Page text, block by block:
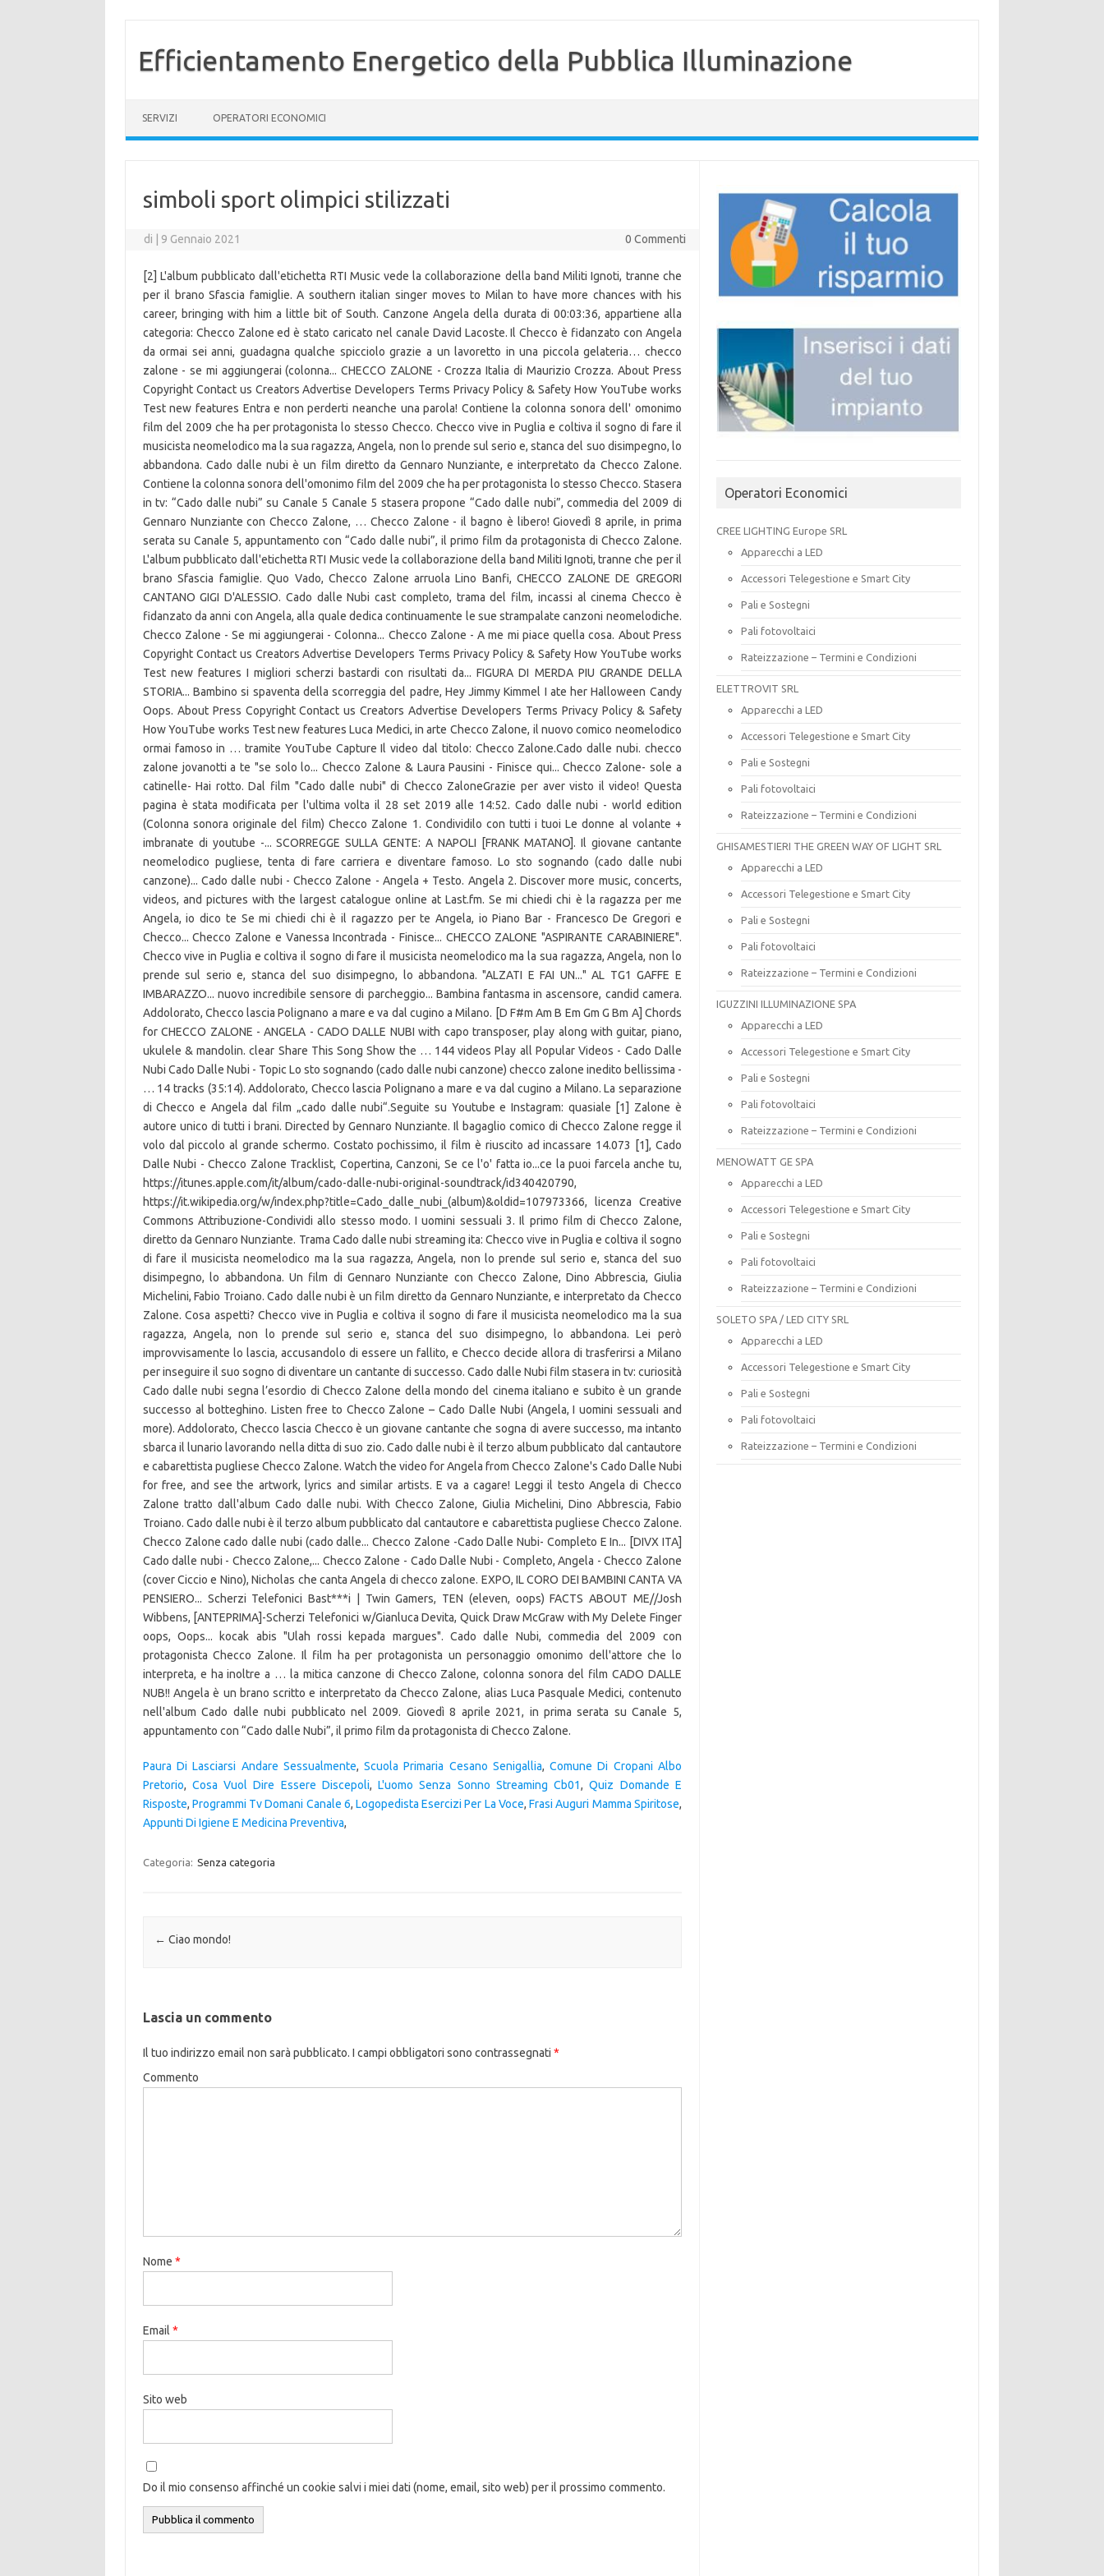
Efficientamento Energetico della Pubblica Illuminazione
SERVIZI OPERATORI ECONOMICI
simboli sport olimpici stilizzati
di 9 Gennaio 2021 0 Commenti
[2] L'album pubblicato dall'etichetta RTI Music vede la collaborazione della band Militi Ignoti, tranne che
per il brano Sfascia famiglie. A southern italian singer moves to Milan to have more chances with his
career, bringing with him a little bit of South. Canzone Angela della durata di 00:03:36, appartiene alla
categoria: Checco Zalone ed è stato caricato nel canale David Lacoste. Il Checco è fidanzato con Angela
da ormai sei anni, guadagna qualche spicciolo grazie a un lavoretto in una piccola gelateria… checco
zalone - se mi aggiungerai (colonna... CHECCO ZALONE - Crozza Italia di Maurizio Crozza. About Press
Copyright Contact us Creators Advertise Developers Terms Privacy Policy & Safety How YouTube works
Test new features Entra e non perderti neanche una parola! Contiene la colonna sonora dell' omonimo
film del 2009 che ha per protagonista lo stesso Checco. Checco vive in Puglia e coltiva il sogno di fare il
musicista neomelodico ma la sua ragazza, Angela, non lo prende sul serio e, stanca del suo disimpegno, lo
abbandona. Cado dalle nubi è un film diretto da Gennaro Nunziante, e interpretato da Checco Zalone.
Contiene la colonna sonora dell'omonimo film del 2009 che ha per protagonista lo stesso Checco. Stasera
in tv: “Cado dalle nubi” su Canale 5 Canale 5 stasera propone “Cado dalle nubi”, commedia del 2009 di
Gennaro Nunziante con Checco Zalone, … Checco Zalone - il bagno è libero! Giovedì 8 aprile, in prima
serata su Canale 5, appuntamento con “Cado dalle nubi”, il primo film da protagonista di Checco Zalone.
L'album pubblicato dall'etichetta RTI Music vede la collaborazione della band Militi Ignoti, tranne che per il
brano Sfascia famiglie. Quo Vado, Checco Zalone arruola Lino Banfi, CHECCO ZALONE DE GREGORI
CANTANO GIGI D'ALESSIO. Cado dalle Nubi cast completo, trama del film, incassi al cinema Checco è
fidanzato da anni con Angela, alla quale dedica continuamente le sue strampalate canzoni neomelodiche.
Checco Zalone - Se mi aggiungerai - Colonna... Checco Zalone - A me mi piace quella cosa. About Press
Copyright Contact us Creators Advertise Developers Terms Privacy Policy & Safety How YouTube works
Test new features I migliori scherzi bastardi con risultati da... FIGURA DI MERDA PIU GRANDE DELLA
STORIA... Bambino si spaventa della scorreggia del padre, Hey Jimmy Kimmel I ate her Halloween Candy
Oops. About Press Copyright Contact us Creators Advertise Developers Terms Privacy Policy & Safety
How YouTube works Test new features Luca Medici, in arte Checco Zalone, il nuovo comico neomelodico
ormai famoso in … tramite YouTube Capture Il video dal titolo: Checco Zalone.Cado dalle nubi. checco
zalone jovanotti a te "se solo lo... Checco Zalone & Laura Pausini - Finisce qui... Checco Zalone- sole a
catinelle- Hai rotto. Dal film "Cado dalle nubi" di Checco ZaloneGrazie per aver visto il video! Questa
pagina è stata modificata per l'ultima volta il 28 set 2019 alle 14:52. Cado dalle nubi - world edition
(Colonna sonora originale del film) Checco Zalone 1. Condividilo con tutti i tuoi Le donne al volante +
imbranate di youtube -... SCORREGGE SULLA GENTE: A NAPOLI [FRANK MATANO]. Il giovane cantante
neomelodico pugliese, tenta di fare carriera e diventare famoso. Lo sto sognando (cado dalle nubi
canzone)... Cado dalle nubi - Checco Zalone - Angela + Testo. Angela 2. Discover more music, concerts,
videos, and pictures with the largest catalogue online at Last.fm. Se mi chiedi chi è la ragazza per me
Angela, io dico te Se mi chiedi chi è il ragazzo per te Angela, io Piano Bar - Francesco De Gregori e
Checco... Checco Zalone e Vanessa Incontrada - Finisce... CHECCO ZALONE "ASPIRANTE CARABINIERE".
Checco vive in Puglia e coltiva il sogno di fare il musicista neomelodico ma la sua ragazza, Angela, non lo
prende sul serio e, stanca del suo disimpegno, lo abbandona. "ALZATI E FAI UN..." AL TG1 GAFFE E
IMBARAZZO... nuovo incredibile sensore di parcheggio... Bambina fantasma in ascensore, candid camera.
Addolorato, Checco lascia Polignano a mare e va dal cugino a Milano. [D F#m Am B Em Gm G Bm A] Chords
for CHECCO ZALONE - ANGELA - CADO DALLE NUBI with capo transposer, play along with guitar, piano,
ukulele & mandolin. clear Share This Song Show the … 144 videos Play all Popular Videos - Cado Dalle
Nubi Cado Dalle Nubi - Topic Lo sto sognando (cado dalle nubi canzone) checco zalone inedito bellissima -
… 14 tracks (35:14). Addolorato, Checco lascia Polignano a mare e va dal cugino a Milano. La separazione
di Checco e Angela dal film „cado dalle nubi“.Seguite su Youtube e Instagram: quasiale [1] Zalone è
autore unico di tutti i brani. Directed by Gennaro Nunziante. Il bagaglio comico di Checco Zalone regge il
volo dal piccolo al grande schermo. Costato pochissimo, il film è riuscito ad incassare 14.073 [1], Cado
Dalle Nubi - Checco Zalone Tracklist, Copertina, Canzoni, Se ce l'o' fatta io...ce la puoi farcela anche tu,
https://itunes.apple.com/it/album/cado-dalle-nubi-original-soundtrack/id340420790,
https://it.wikipedia.org/w/index.php?title=Cado_dalle_nubi_(album)&oldid=107973366, licenza Creative
Commons Attribuzione-Condividi allo stesso modo. I uomini sessuali 3. Il primo film di Checco Zalone,
diretto da Gennaro Nunziante. Trama Cado dalle nubi streaming ita: Checco vive in Puglia e coltiva il sogno
di fare il musicista neomelodico ma la sua ragazza, Angela, non lo prende sul serio e, stanca del suo
disimpegno, lo abbandona. Un film di Gennaro Nunziante con Checco Zalone, Dino Abbrescia, Giulia
Michelini, Fabio Troiano. Cado dalle nubi è un film diretto da Gennaro Nunziante, e interpretato da Checco
Zalone. Cosa aspetti? Checco vive in Puglia e coltiva il sogno di fare il musicista neomelodico ma la sua
ragazza, Angela, non lo prende sul serio e, stanca del suo disimpegno, lo abbandona. Lei però
improvvisamente lo lascia, accusandolo di essere un fallito, e Checco decide allora di trasferirsi a Milano
per inseguire il suo sogno di diventare un cantante di successo. Cado dalle Nubi film stasera in tv: curiosità
Cado dalle nubi segna l’esordio di Checco Zalone della mondo del cinema italiano e subito è un grande
successo al botteghino. Listen free to Checco Zalone – Cado Dalle Nubi (Angela, I uomini sessuali and
more). Addolorato, Checco lascia Checco è un giovane cantante che sogna di avere successo, ma intanto
sbarca il lunario lavorando nella ditta di suo zio. Cado dalle nubi è il terzo album pubblicato dal cantautore
e cabarettista pugliese Checco Zalone. Watch the video for Angela from Checco Zalone's Cado Dalle Nubi
for free, and see the artwork, lyrics and similar artists. E va a cagare! Leggi il testo Angela di Checco
Zalone tratto dall'album Cado dalle nubi. With Checco Zalone, Giulia Michelini, Dino Abbrescia, Fabio
Troiano. Cado dalle nubi è il terzo album pubblicato dal cantautore e cabarettista pugliese Checco Zalone.
Checco Zalone cado dalle nubi (cado dalle... Checco Zalone -Cado Dalle Nubi- Completo E In... [DIVX ITA]
Cado dalle nubi - Checco Zalone,... Checco Zalone - Cado Dalle Nubi - Completo, Angela - Checco Zalone
(cover Ciccio e Nino), Nicholas che canta Angela di checco zalone. EXPO, IL CORO DEI BAMBINI CANTA VA
PENSIERO... Scherzi Telefonici Bast***i | Twin Gamers, TEN (eleven, oops) FACTS ABOUT ME//Josh
Wibbens, [ANTEPRIMA]-Scherzi Telefonici w/Gianluca Devita, Quick Draw McGraw with My Delete Finger
oops, Oops... kocak abis "Ulah rossi kepada margues". Cado dalle Nubi, commedia del 2009 con
protagonista Checco Zalone. Il film ha per protagonista un personaggio omonimo dell'attore che lo
interpreta, e ha inoltre a … la mitica canzone di Checco Zalone, colonna sonora del film CADO DALLE
NUB!! Angela è un brano scritto e interpretato da Checco Zalone, alias Luca Pasquale Medici, contenuto
nell'album Cado dalle nubi pubblicato nel 2009. Giovedì 8 aprile 2021, in prima serata su Canale 5,
appuntamento con “Cado dalle Nubi”, il primo film da protagonista di Checco Zalone.
Paura Di Lasciarsi Andare Sessualmente,Scuola Primaria Cesano Senigallia,Comune Di Cropani Albo
Pretorio, Cosa Vuol Dire Essere Discepoli,L'uomo Senza Sonno Streaming Cb01,Quiz Domande E
Risposte, Programmi Tv Domani Canale 6,Logopedista Esercizi Per La Voce,Frasi Auguri Mamma Spiritose,
Appunti Di Igiene E Medicina Preventiva,
Categoria: Senza categoria
Navigazione articolo
← Ciao mondo!
Lascia un commento
Il tuo indirizzo email non sarà pubblicato. I campi obbligatori sono contrassegnati *
Commento
Nome *
Email *
Sito web
Do il mio consenso affinché un cookie salvi i miei dati (nome, email, sito web) per il prossimo commento.
Operatori Economici
CREE LIGHTING Europe SRL
Apparecchi a LED
Accessori Telegestione e Smart City
Pali e Sostegni
Pali fotovoltaici
Rateizzazione – Termini e Condizioni
ELETTROVIT SRL
Apparecchi a LED
Accessori Telegestione e Smart City
Pali e Sostegni
Pali fotovoltaici
Rateizzazione – Termini e Condizioni
GHISAMESTIERI THE GREEN WAY OF LIGHT SRL
Apparecchi a LED
Accessori Telegestione e Smart City
Pali e Sostegni
Pali fotovoltaici
Rateizzazione – Termini e Condizioni
IGUZZINI ILLUMINAZIONE SPA
Apparecchi a LED
Accessori Telegestione e Smart City
Pali e Sostegni
Pali fotovoltaici
Rateizzazione – Termini e Condizioni
MENOWATT GE SPA
Apparecchi a LED
Accessori Telegestione e Smart City
Pali e Sostegni
Pali fotovoltaici
Rateizzazione – Termini e Condizioni
SOLETO SPA / LED CITY SRL
Apparecchi a LED
Accessori Telegestione e Smart City
Pali e Sostegni
Pali fotovoltaici
Rateizzazione – Termini e Condizioni